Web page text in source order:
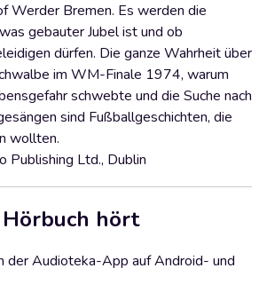
Werder Bremen. Es werden die
gebauter Jubel ist und ob
dürfen. Die ganze Wahrheit über
im WM-Finale 1974, warum
schwebte und die Suche nach
sind Fußballgeschichten, die
wollten.
Publishing Ltd., Dublin
hört
der Audioteka-App auf Android- und